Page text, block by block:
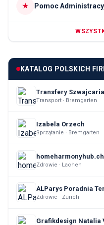
★ Pomoc
KATALOG POLSKICH
Transfery Szwajcaria
Transport · Bremgarten
Izabela Orzech
Sprzątanie · Bremgarten
homeharmonyhub.ch
Zdrowie · Lachen
ALParys Poradnia
Zdrowie · Zürich
Grafikdesign Natalia